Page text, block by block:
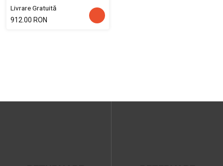
Livrare Gratuită
912.00 RON